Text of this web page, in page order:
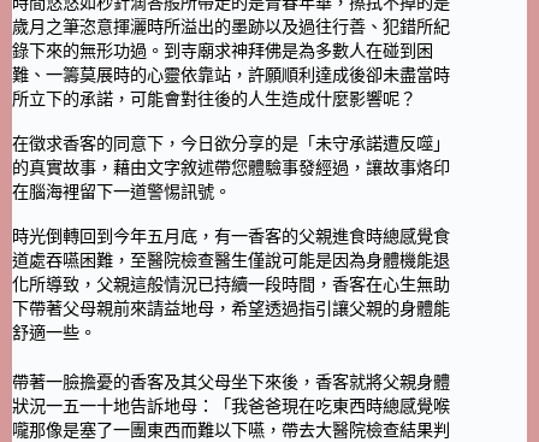
歲月之筆恣意揮灑時所溢出的墨跡以及過往行善、犯錯所紀
錄下來的無形功過。到寺廟求神拜佛是為多數人在碰到困
難、一籌莫展時的心靈依靠站，許願順利達成後卻未盡當時
所立下的承諾，可能會對往後的人生造成什麼影響呢？
在徵求香客的同意下，今日欲分享的是「未守承諾遭反噬」
的真實故事，藉由文字敘述帶您體驗事發經過，讓故事烙印
在腦海裡留下一道警惕訊號。
時光倒轉回到今年五月底，有一香客的父親進食時總感覺食
道處吞嚥困難，至醫院檢查醫生僅說可能是因為身體機能退
化所導致，父親這般情況已持續一段時間，香客在心生無助
下帶著父母親前來請益地母，希望透過指引讓父親的身體能
舒適一些。
帶著一臉擔憂的香客及其父母坐下來後，香客就將父親身體
狀況一五一十地告訴地母：「我爸爸現在吃東西時總感覺喉
嚨那像是塞了一團東西而難以下嚥，帶去大醫院檢查結果判